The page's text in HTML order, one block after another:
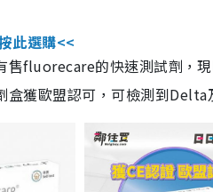
此選購<<
售fluorecare的快速測試劑，
盒獲歐盟認可，可檢測到